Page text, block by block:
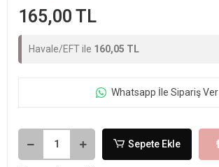
165,00 TL
Havale/EFT ile 160,05 TL
Whatsapp İle Sipariş Ver
Sepete Ekle